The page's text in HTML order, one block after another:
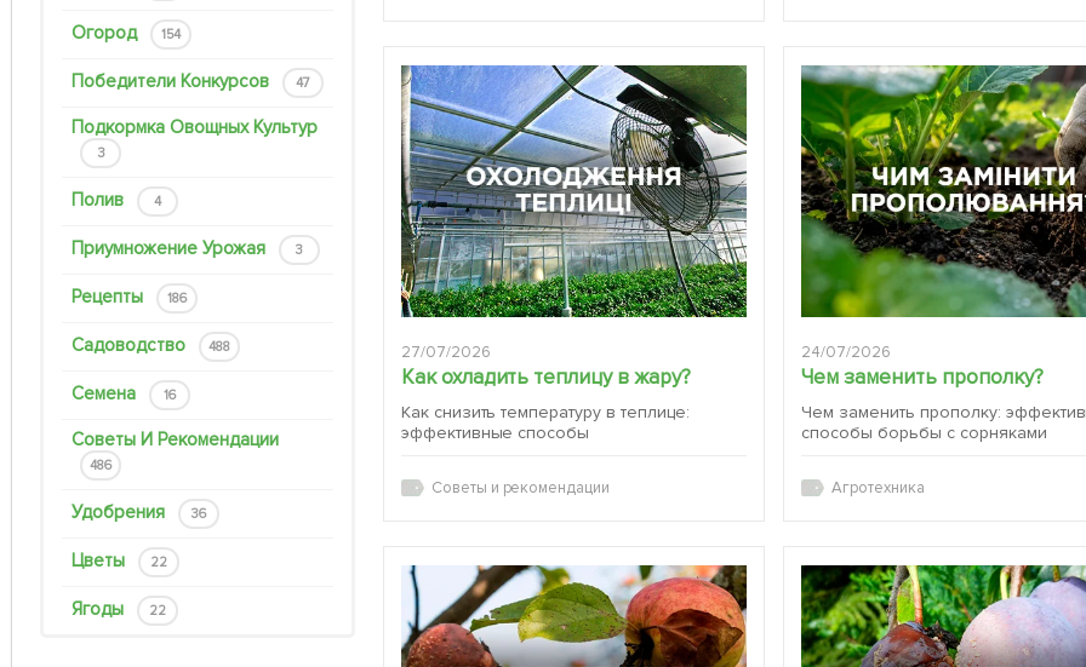
Огород 154
Победители Конкурсов 47
Подкормка Овощных Культур
3
Полив 4
Приумножение Урожая 3
Рецепты 186
Садоводство 488
Семена 16
Советы И Рекомендации
486
Удобрения 36
Цветы 22
Ягоды 22
27/07/2026
Как охладить теплицу в жару?
Как снизить температуру в теплице:
эффективные способы
Советы и рекомендации
24/07/2026
Чем заменить прополку?
Чем заменить прополку:
способы борьбы с сорняками
Агротехника